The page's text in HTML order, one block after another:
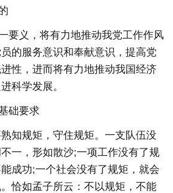
要义，将有力地推动我党工作作风
的服务意识和奉献意识，提高党
性，进而将有力地推动我国经济
科学发展。
础要求
知规矩，守住规矩。一支队伍没
一，形如散沙;一项工作没有了规
成功;一个社会没有了规矩，就会
恰如孟子所云：不以规矩，不能